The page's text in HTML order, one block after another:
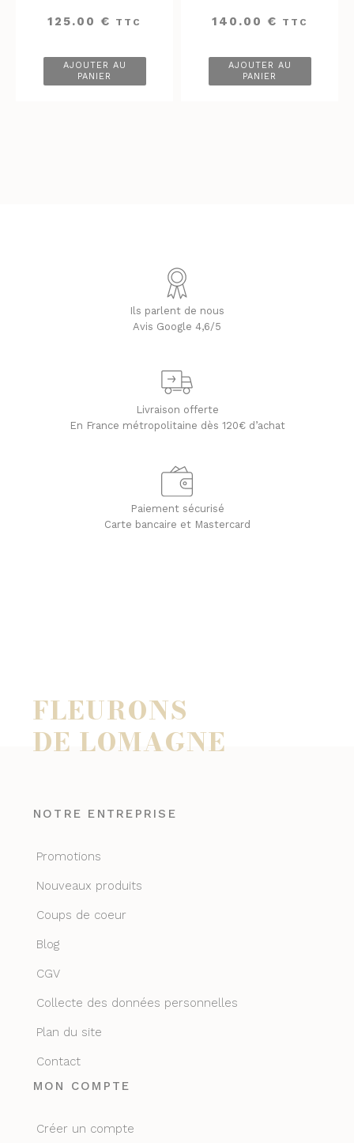
125.00 € TTC
AJOUTER AU
PANIER
140.00 € TTC
AJOUTER AU
PANIER
Ils parlent de nous
Avis Google 4,6/5
Livraison offerte
En France métropolitaine dès 120€ d’achat
Paiement sécurisé
Carte bancaire et Mastercard
FLEURONS
DE LOMAGNE
NOTRE ENTREPRISE
Promotions
Nouveaux produits
Coups de coeur
Blog
CGV
Collecte des données personnelles
Plan du site
Contact
MON COMPTE
Créer un compte